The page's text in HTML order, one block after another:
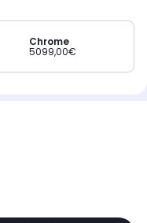
Chrome
5099,00€